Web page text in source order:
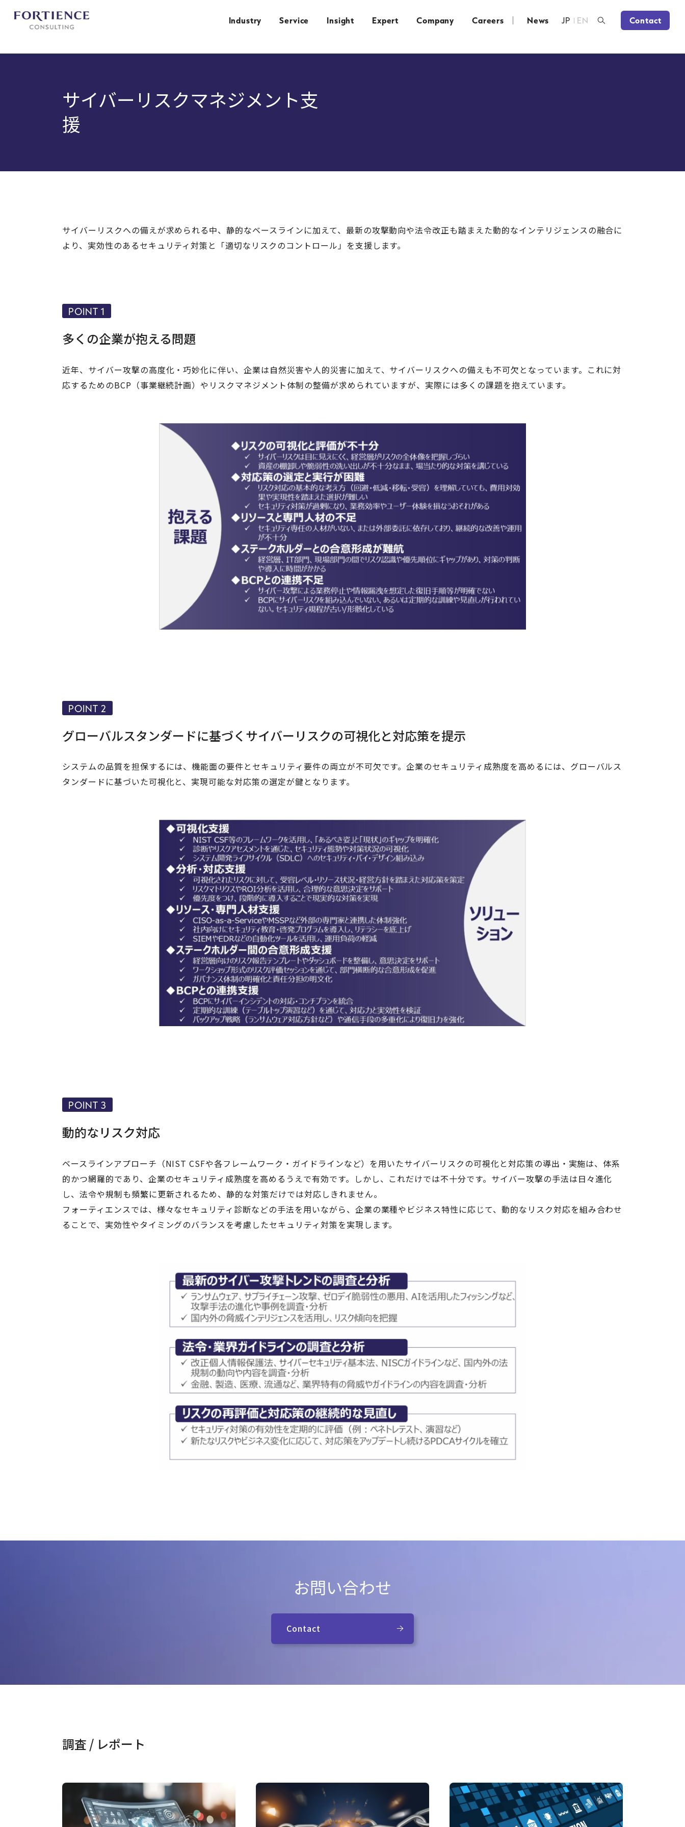
Industry Service Insight Expert Company Careers News EN
JP Contact
サイバーリスクマネジメント支
援
サイバーリスクへの備えが求められる中、静的なベースラインに加えて、最新の攻撃動向や法令改正も踏まえた動的なインテリジェンスの融合に
より、実効性のあるセキュリティ対策と「適切なリスクのコントロール」を支援します。
多くの企業が抱える問題
POINT 1
近年、サイバー攻撃の高度化・巧妙化に伴い、企業は自然災害や人的災害に加えて、サイバーリスクへの備えも不可欠となっています。これに対
応するためのBCP（事業継続計画）やリスクマネジメント体制の整備が求められていますが、実際には多くの課題を抱えています。
グローバルスタンダードに基づくサイバーリスクの可視化と対応策を提示
POINT 2
システムの品質を担保するには、機能面の要件とセキュリティ要件の両立が不可欠です。企業のセキュリティ成熟度を高めるには、グローバルス
タンダードに基づいた可視化と、実現可能な対応策の選定が鍵となります。
動的なリスク対応
POINT 3
ベースラインアプローチ（NIST CSFや各フレームワーク・ガイドラインなど）を用いたサイバーリスクの可視化と対応策の導出・実施は、体系
的かつ網羅的であり、企業のセキュリティ成熟度を高めるうえで有効です。しかし、これだけでは不十分です。サイバー攻撃の手法は日々進化
し、法令や規制も頻繁に更新されるため、静的な対策だけでは対応しきれません。
フォーティエンスでは、様々なセキュリティ診断などの手法を用いながら、企業の業種やビジネス特性に応じて、動的なリスク対応を組み合わせ
ることで、実効性やタイミングのバランスを考慮したセキュリティ対策を実現します。
お問い合わせ
Contact
調査 / レポート